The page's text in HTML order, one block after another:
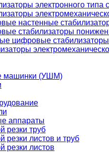
электронного
настенные
стабилизаторы
цифровые стабилизаторы
машинки (УШМ)
аппараты
резки труб
резки листов и труб
резки листов